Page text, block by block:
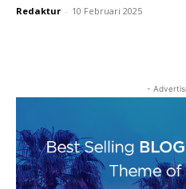
Redaktur - 10 Februari 2025
-